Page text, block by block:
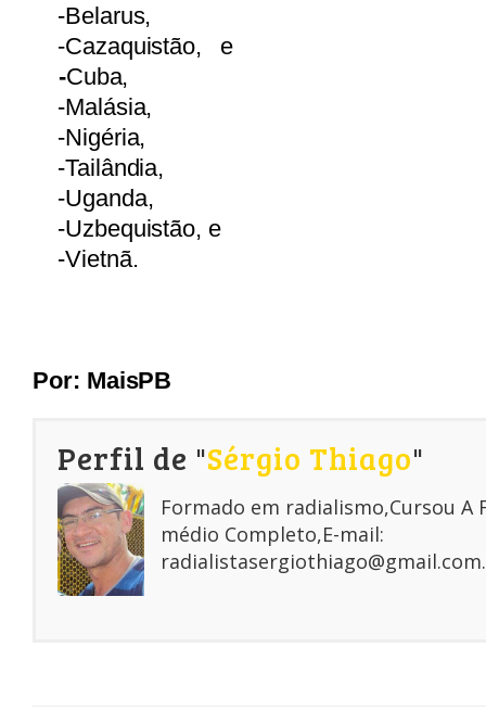
-Belarus,
-Cazaquistão, e
-Cuba,
-Malásia,
-Nigéria,
-Tailândia,
-Uganda,
-Uzbequistão, e
-Vietnã.
Por: MaisPB
Perfil de "Sérgio Thiago"
Formado em radialismo,Cursou A
médio Completo,E-mail:
radialistasergiothiago@gmail.com.